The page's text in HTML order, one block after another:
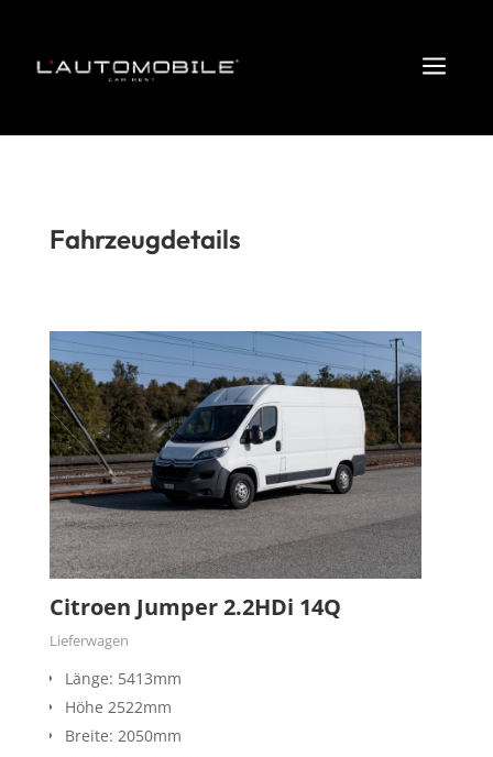
a
Fahrzeugdetails
Citroen Jumper 2.2HDi 14Q
Lieferwagen
Länge: 5413mm
Höhe 2522mm
Breite: 2050mm